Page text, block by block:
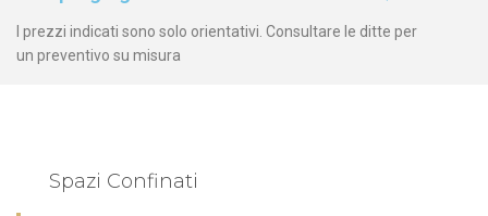
I prezzi indicati sono solo orientativi. Consultare le ditte per
un preventivo su misura
Spazi Confinati